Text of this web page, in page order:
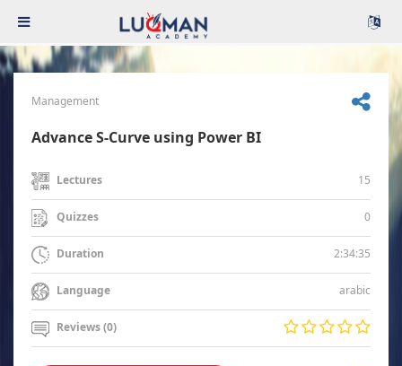
Management
Advance S-Curve using Power BI
Lectures 15
Quizzes 0
Duration 2:34:35
Language arabic
Reviews (0)